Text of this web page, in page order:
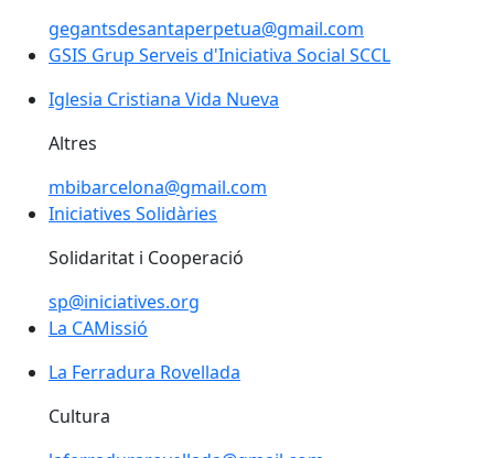
gegantsdesantaperpetua@gmail.com
GSIS Grup Serveis d'Iniciativa Social SCCL
Iglesia Cristiana Vida Nueva
Iglesia Cristiana Vida Nueva
Altres
mbibarcelona@gmail.com
Iniciatives Solidàries
Iniciatives Solidàries
Solidaritat i Cooperació
sp@iniciatives.org
La CAMissió
La Ferradura Rovellada
La Ferradura Rovellada
Cultura